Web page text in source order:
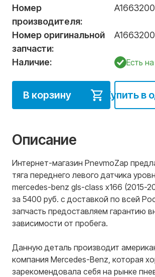
Номер
производителя:
Номер оригинальной
запчасти:
Наличие: Есть
В корзину Купить в
Описание
Интернет-магазин PnevmoZap
тяга переднего левого датчика
mercedes-benz gls-class x166 (2015-
за 5400 руб. с доставкой по всей
запчасть предоставляем гарантию
зависимости от пробега.
Данную деталь производит
компания Mercedes-Benz, которая
зарекомендовала себя на рынке